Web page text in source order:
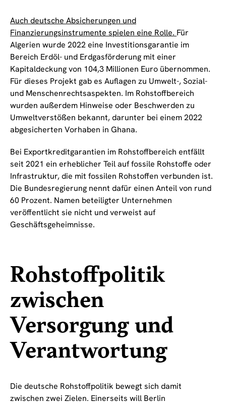
Auch deutsche Absicherungen und
Finanzierungsinstrumente spielen eine Rolle. Für
Algerien wurde 2022 eine Investitionsgarantie im
Bereich Erdöl- und Erdgasförderung mit einer
Kapitaldeckung von 104,3 Millionen Euro übernommen.
Für dieses Projekt gab es Auflagen zu Umwelt-, Sozial-
und Menschenrechtsaspekten. Im Rohstoffbereich
wurden außerdem Hinweise oder Beschwerden zu
Umweltverstößen bekannt, darunter bei einem 2022
abgesicherten Vorhaben in Ghana.
Bei Exportkreditgarantien im Rohstoffbereich entfällt
seit 2021 ein erheblicher Teil auf fossile Rohstoffe oder
Infrastruktur, die mit fossilen Rohstoffen verbunden ist.
Die Bundesregierung nennt dafür einen Anteil von rund
60 Prozent. Namen beteiligter Unternehmen
veröffentlicht sie nicht und verweist auf
Geschäftsgeheimnisse.
Rohstoffpolitik
zwischen
Versorgung und
Verantwortung
Die deutsche Rohstoffpolitik bewegt sich damit
zwischen zwei Zielen. Einerseits will Berlin